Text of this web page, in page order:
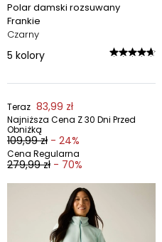
Polar damski rozsuwany
Frankie
Czarny
5 kolory
Teraz 83,99 zł
Najniższa Cena Z 30 Dni Przed
Obniżką
109,99 zł - 24%
Cena Regularna
279,99 zł - 70%